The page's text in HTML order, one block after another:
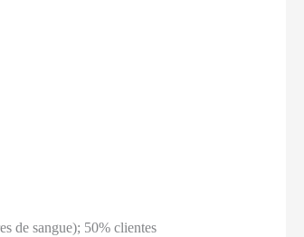
de sangue); 50% clientes